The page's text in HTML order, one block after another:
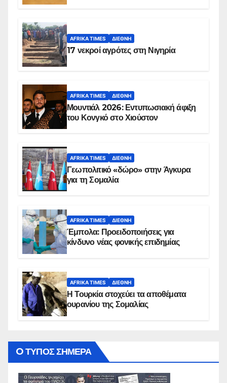
AFRIKA TIMES ΔΙΕΘΝΉ
17 νεκροί αγρότες στη Νιγηρία
AFRIKA TIMES ΔΙΕΘΝΉ
Μουντιάλ 2026: Εντυπωσιακή άφιξη
του Κονγκό στο Χιούστον
AFRIKA TIMES ΔΙΕΘΝΉ
Γεωπολιτικό «δώρο» στην Άγκυρα
για τη Σομαλία
AFRIKA TIMES ΔΙΕΘΝΉ
Έμπολα: Προειδοποιήσεις για
κίνδυνο νέας φονικής επιδημίας
AFRIKA TIMES ΔΙΕΘΝΉ
Η Τουρκία στοχεύει τα αποθέματα
ουρανίου της Σομαλίας
O ΤΥΠΟΣ ΣΗΜΕΡΑ